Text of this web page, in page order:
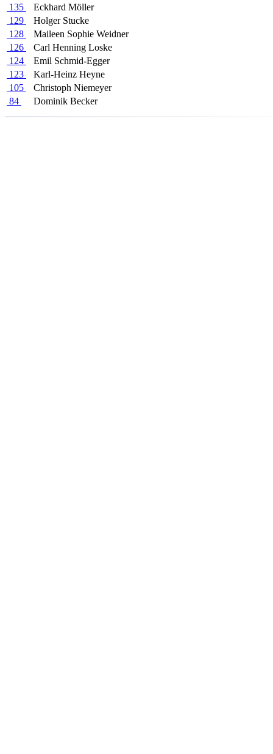
135
Eckhard Möller
129
Holger Stucke
128
Maileen Sophie Weidner
126
Carl Henning Loske
124
Emil Schmid-Egger
123
Karl-Heinz Heyne
105
Christoph Niemeyer
84
Dominik Becker